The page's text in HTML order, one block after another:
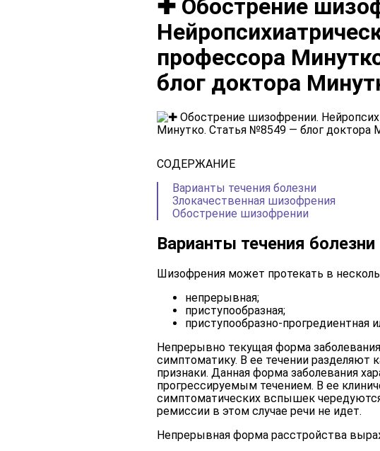
✚ Обострение
профессора
блог доктора
СОДЕРЖАНИЕ
Варианты течения болезни
Злокачественная шизофрения
Обострение шизофрении
Варианты течения болезни
Шизофрения может протекать в
непрерывная;
приступообразная;
приступообразно-прогредиентная
Непрерывно текущая форма
симптоматику. В ее течении разделяют
признаки. Данная форма заболевания
прогрессируемым течением. В ее
симптоматических вспышек
ремиссии в этом случае речи не идет.
Непрерывная форма расстройства